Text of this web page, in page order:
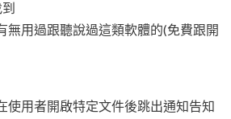
無用過跟聽說過這類軟體的(免費跟開
使用者開啟特定文件後跳出通知告知